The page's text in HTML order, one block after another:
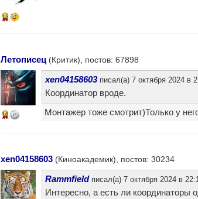
15
Летописец(Критик), постов: 67898
16
xen04158603писал(а) 7 октября 2024 в
Координатор вроде.
Монтажер тоже смотрит)Только у
xen04158603(Киноакадемик), постов: 30234
Rammfieldписал(а) 7 октября 2024 в
Интересно, а есть ли